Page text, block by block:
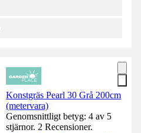
Konstgräs Pearl 30 Grå 200cm
(metervara)
Genomsnittligt betyg: 4 av 5
stjärnor. 2 Recensioner.